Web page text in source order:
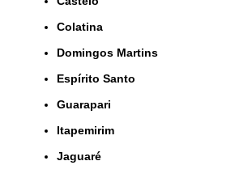
Colatina
Domingos Martins
Espírito Santo
Guarapari
Itapemirim
Jaguaré